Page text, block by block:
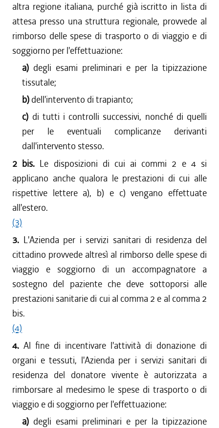
altra regione italiana, purché già iscritto in lista di
attesa presso una struttura regionale, provvede al
rimborso delle spese di trasporto o di viaggio e di
soggiorno per l'effettuazione:
a) degli esami preliminari e per la tipizzazione
tissutale;
b) dell'intervento di trapianto;
c) di tutti i controlli successivi, nonché di quelli
per le eventuali complicanze derivanti
dall'intervento stesso.
2 bis. Le disposizioni di cui ai commi 2 e 4 si
applicano anche qualora le prestazioni di cui alle
rispettive lettere a), b) e c) vengano effettuate
all'estero.
(3)
3. L'Azienda per i servizi sanitari di residenza del
cittadino provvede altresì al rimborso delle spese di
viaggio e soggiorno di un accompagnatore a
sostegno del paziente che deve sottoporsi alle
prestazioni sanitarie di cui al comma 2 e al comma 2
bis.
(4)
4. Al fine di incentivare l'attività di donazione di
organi e tessuti, l'Azienda per i servizi sanitari di
residenza del donatore vivente è autorizzata a
rimborsare al medesimo le spese di trasporto o di
viaggio e di soggiorno per l'effettuazione:
a) degli esami preliminari e per la tipizzazione